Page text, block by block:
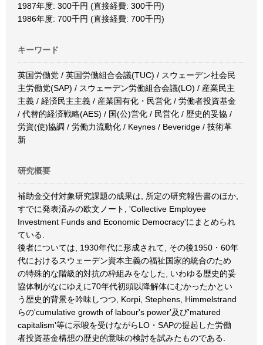
1987年度: 300千円 (直接経費: 300千円)
1986年度: 700千円 (直接経費: 700千円)
キーワード
英国労働党 / 英国労働組合会議(TUC) / スウェーデン社会民
主労働党(SAP) / スウェーデン労働組合会議(LO) / 産業民主
主義 / 経済民主主義 / 産業国有化・民営化 / 労働者投資基金
/ 代替的経済戦略(AES) / 国(公)営化 / 民営化 / 歴史的妥協 /
労資(使)協調 / 労働力流動化 / Keynes / Beveridge / 技術革
新
研究概要
補助金交付対象研究課題の成果は, 所定の研究報告書のほか,
すでに発表済みの欧文ノート, 'Collective Employee
Investment Funds and Economic Democracy'にまとめられ
ている.
後者については, 1930年代に形成されて, その後1950・60年
代におけるスウェーデン資本主義の福祉国家的統合のため
の特殊的な階級的対抗の枠組みをなした, いわゆる歴史的妥
協体制がなにゆえに70年代初頭以降解体にむかったかとい
う歴史的背景を吟味しつつ, Korpi, Stephens, Himmelstrand
らの'cumulative growth of labour's power'及び'matured
capitalism'等に示唆を受けながらLO・SAPの提起した労働
者投資基金構想の歴史的意味の検討を試みたものである.